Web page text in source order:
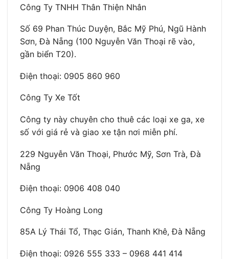
Công Ty TNHH Thân Thiện Nhân
Số 69 Phan Thúc Duyện, Bắc Mỹ Phú, Ngũ Hành
Sơn, Đà Nẵng (100 Nguyễn Văn Thoại rẽ vào,
gần biển T20).
Điện thoại: 0905 860 960
Công Ty Xe Tốt
Công ty này chuyên cho thuê các loại xe ga, xe
số với giá rẻ và giao xe tận nơi miễn phí.
229 Nguyễn Văn Thoại, Phước Mỹ, Sơn Trà, Đà
Nẵng
Điện thoại: 0906 408 040
Công Ty Hoàng Long
85A Lý Thái Tổ, Thạc Gián, Thanh Khê, Đà Nẵng
Điện thoại: 0926 555 333 – 0968 441 414